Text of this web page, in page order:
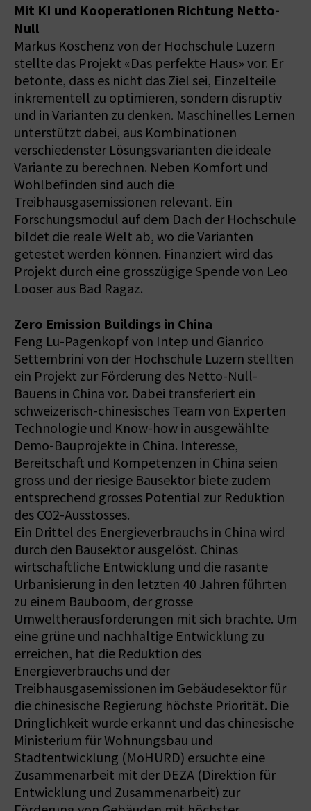
Mit KI und Kooperationen Richtung Netto-
Null
Markus Koschenz von der Hochschule Luzern
stellte das Projekt «Das perfekte Haus» vor. Er
betonte, dass es nicht das Ziel sei, Einzelteile
inkrementell zu optimieren, sondern disruptiv
und in Varianten zu denken. Maschinelles Lernen
unterstützt dabei, aus Kombinationen
verschiedenster Lösungsvarianten die ideale
Variante zu berechnen. Neben Komfort und
Wohlbefinden sind auch die
Treibhausgasemissionen relevant. Ein
Forschungsmodul auf dem Dach der Hochschule
bildet die reale Welt ab, wo die Varianten
getestet werden können. Finanziert wird das
Projekt durch eine grosszügige Spende von Leo
Looser aus Bad Ragaz.
Zero Emission Buildings in China
Feng Lu-Pagenkopf von Intep und Gianrico
Settembrini von der Hochschule Luzern stellten
ein Projekt zur Förderung des Netto-Null-
Bauens in China vor. Dabei transferiert ein
schweizerisch-chinesisches Team von Experten
Technologie und Know-how in ausgewählte
Demo-Bauprojekte in China. Interesse,
Bereitschaft und Kompetenzen in China seien
gross und der riesige Bausektor biete zudem
entsprechend grosses Potential zur Reduktion
des CO2-Ausstosses.
Ein Drittel des Energieverbrauchs in China wird
durch den Bausektor ausgelöst. Chinas
wirtschaftliche Entwicklung und die rasante
Urbanisierung in den letzten 40 Jahren führten
zu einem Bauboom, der grosse
Umweltherausforderungen mit sich brachte. Um
eine grüne und nachhaltige Entwicklung zu
erreichen, hat die Reduktion des
Energieverbrauchs und der
Treibhausgasemissionen im Gebäudesektor für
die chinesische Regierung höchste Priorität. Die
Dringlichkeit wurde erkannt und das chinesische
Ministerium für Wohnungsbau und
Stadtentwicklung (MoHURD) ersuchte eine
Zusammenarbeit mit der DEZA (Direktion für
Entwicklung und Zusammenarbeit) zur